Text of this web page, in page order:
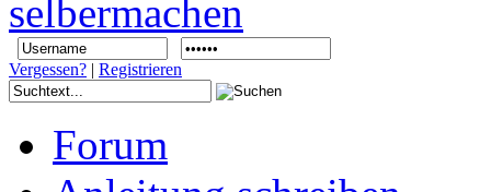
Vergessen? | Registrieren
Forum